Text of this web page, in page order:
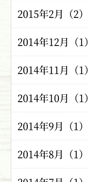
2015年2月（2）
2014年12月（1）
2014年11月（1）
2014年10月（1）
2014年9月（1）
2014年8月（1）